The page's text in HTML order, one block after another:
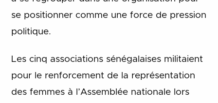
se positionner comme une force de pression
politique.
Les cinq associations sénégalaises militaient
pour le renforcement de la représentation
des femmes à l’Assemblée nationale lors